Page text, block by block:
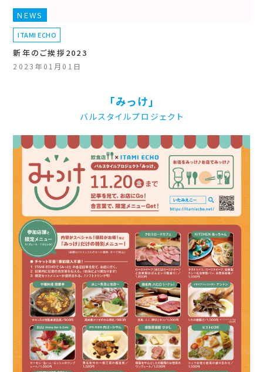
NEWS
ITAMI ECHO
新年のご挨拶2023
2023年01月01日
「みっけ」
バルスタイルプロジェクト